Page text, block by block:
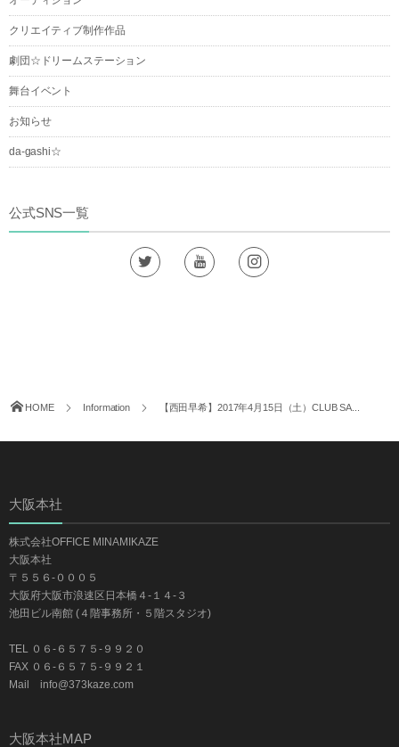
クリエイティブ制作作品
劇団☆ドリームステーション
舞台イベント
お知らせ
da-gashi☆
公式SNS一覧
HOME Information 【西田早希】2017年4月15日（土）CLUB SA...
大阪本社
株式会社OFFICE MINAMIKAZE
大阪本社
〒５５６-０００５
大阪府大阪市浪速区日本橋４-１４-３
池田ビル南館 (４階事務所・５階スタジオ)
TEL ０６-６５７５-９９２０
FAX ０６-６５７５-９９２１
Mail info@373kaze.com
大阪本社MAP